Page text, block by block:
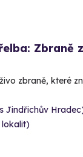
Zbraně
zbraně, které
Jindřichův
lokalit)